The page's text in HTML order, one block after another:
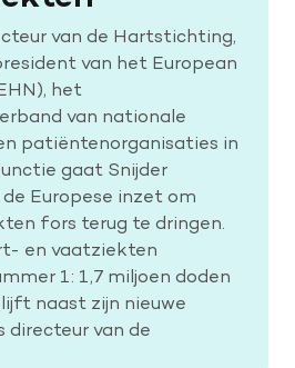
Doneer
van de Hartstichting,
van het European
het
van nationale
patiëntenorganisaties in
gaat Snijder
Europese inzet om
fors terug te dringen.
en vaatziekten
1: 1,7 miljoen doden
naast zijn nieuwe
van de